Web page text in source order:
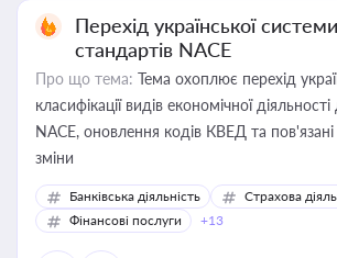
Перехід української
стандартів NACE
Про що тема: Тема охоплює перехід
класифікації видів економічної
NACE, оновлення кодів КВЕД та
зміни
Банківська діяльність
Страхова
Фінансові послуги
+13